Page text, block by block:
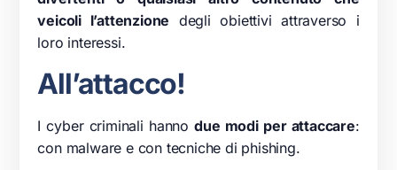
veicoli l’attenzione degli obiettivi attraverso i
loro interessi.
All’attacco!
I cyber criminali hannodue modi per attaccare:
con malware e con tecniche di phishing.